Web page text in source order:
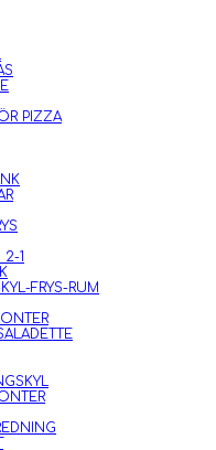
PIZZA
2-1
FRYS-RUM